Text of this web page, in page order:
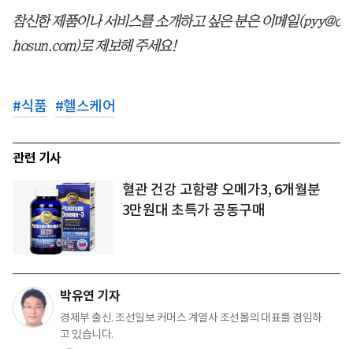
참신한 제품이나 서비스를 소개하고 싶은 분은 이메일(pyy@c
hosun.com)로 제보해 주세요!
#식품 #헬스케어
관련 기사
혈관 건강 고함량 오메가3, 6개월분
3만원대 초특가 공동구매
박유연 기자
경제부 출신. 조선일보 커머스 계열사 조선몰의 대표를 겸임하
고 있습니다.